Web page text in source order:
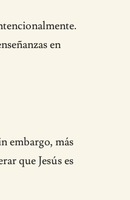
en
embargo, más
que Jesús es